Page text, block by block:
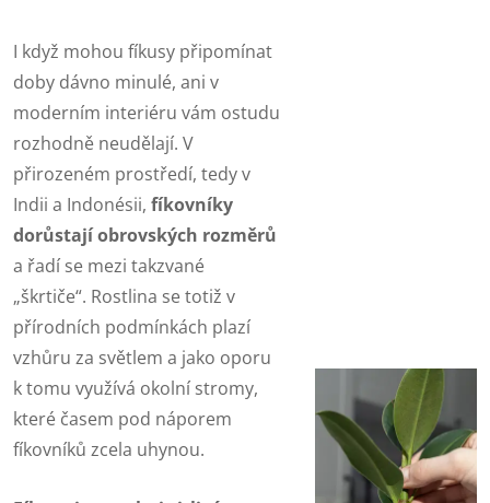
I když mohou fíkusy připomínat
doby dávno minulé, ani v
moderním interiéru vám ostudu
rozhodně neudělají. V
přirozeném prostředí, tedy v
Indii a Indonésii, fíkovníky
dorůstají obrovských rozměrů
a řadí se mezi takzvané
„škrtiče“. Rostlina se totiž v
přírodních podmínkách plazí
vzhůru za světlem a jako oporu
k tomu využívá okolní stromy,
které časem pod náporem
fíkovníků zcela uhynou.